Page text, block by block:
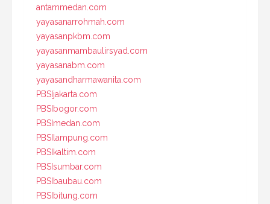
antammedan.com
yayasanarrohmah.com
yayasanpkbm.com
yayasanmambaulirsyad.com
yayasanabm.com
yayasandharmawanita.com
PBSIjakarta.com
PBSIbogor.com
PBSImedan.com
PBSIlampung.com
PBSIkaltim.com
PBSIsumbar.com
PBSIbaubau.com
PBSIbitung.com